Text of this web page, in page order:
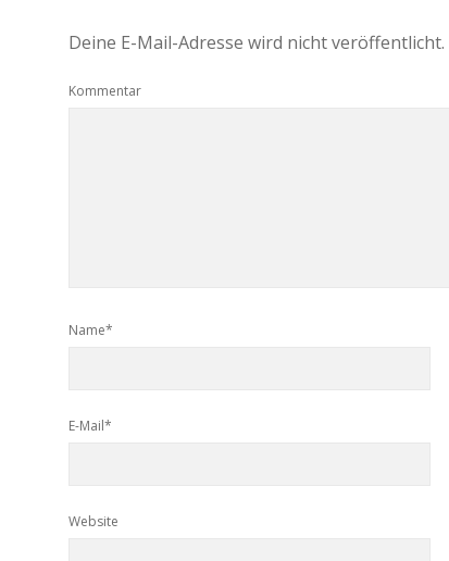
Deine E-Mail-Adresse wird nicht veröffentlicht.
Kommentar
Name*
E-Mail*
Website